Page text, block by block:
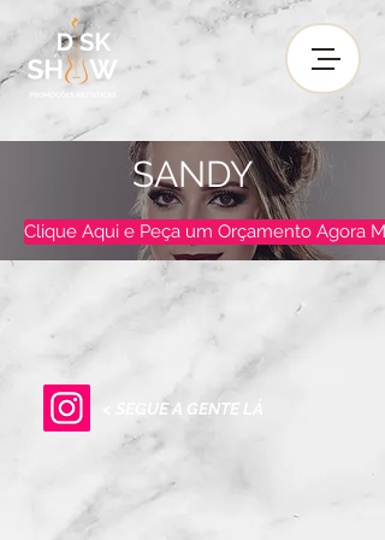
SANDY
Clique Aqui e Peça um Orçamento Agora
< SEGUE A GENTE LÁ